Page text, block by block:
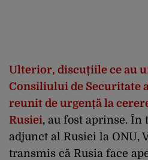
Ulterior, discuțiile ce au
Consiliului de Securitate
reunit de urgență la
Rusiei, au fost aprinse. În
adjunct al Rusiei la ONU,
transmis că Rusia face